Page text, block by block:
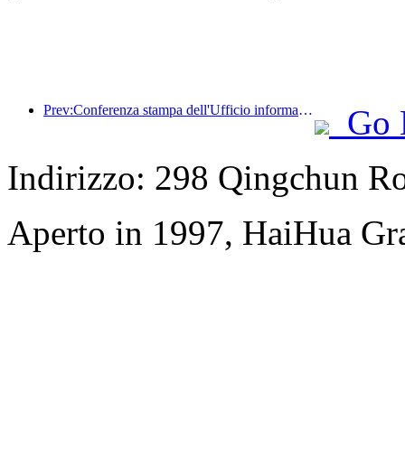
Prev:Conferenza stampa dell'Ufficio informazioni del Consiglio di Stato: i ricavi dei viaggi transfrontalieri del mio Paese sono aumentati del 42% nella prima metà di quest'anno
Go
Indirizzo: 298 Qingchun
Aperto in 1997, HaiHua